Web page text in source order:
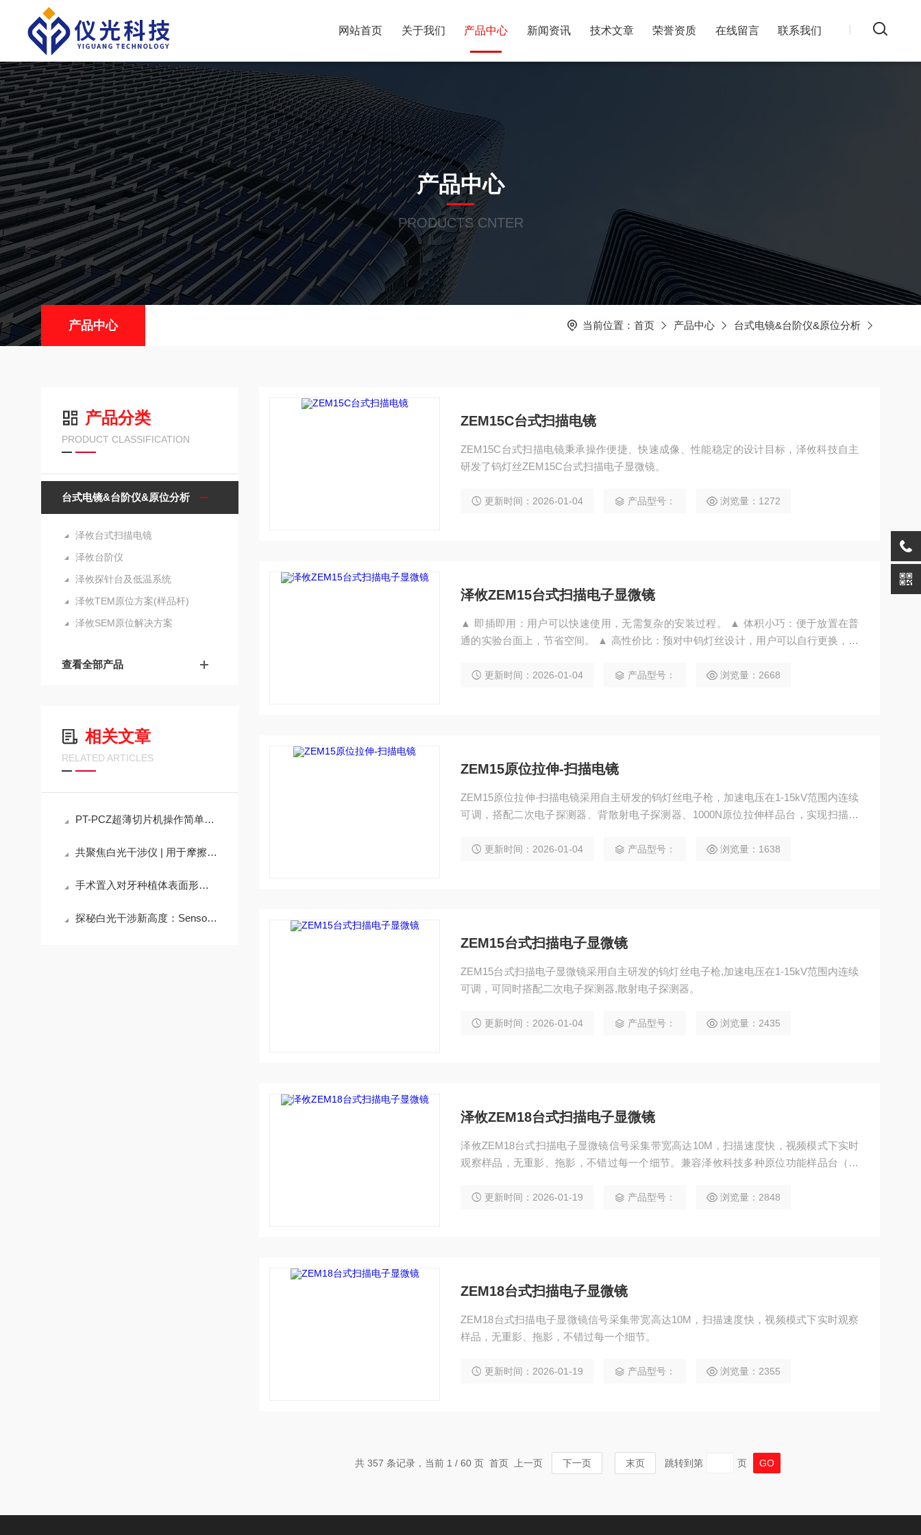
网站首页 关于我们 产品中心 新闻资讯 技术文章 荣誉资质 在线留言 联系我们
产品中心
PRODUCTS CNTER
产品中心 当前位置： 首页 产品中心 台式电镜&台阶仪&原位分析
产品分类
PRODUCT CLASSIFICATION
台式电镜&台阶仪&原位分析
泽攸台式扫描电镜
泽攸台阶仪
泽攸探针台及低温系统
泽攸TEM原位方案(样品杆)
泽攸SEM原位解决方案
查看全部产品
相关文章
RELATED ARTICLES
PT-PCZ超薄切片机操作简单效率高
共聚焦白光干涉仪 | 用于摩擦涂层的表面表征：磨损性能、厚度和粗糙度
手术置入对牙种植体表面形貌的影响
探秘白光干涉新高度：Sensofar三维共聚焦技术的优势
ZEM15C台式扫描电镜
ZEM15C台式扫描电镜秉承操作便捷、快速成像、性能稳定的设计目标，泽攸科技自主
研发了钨灯丝ZEM15C台式扫描电子显微镜。
更新时间：2026-01-04 产品型号： 浏览量：1272
泽攸ZEM15台式扫描电子显微镜
▲ 即插即用：用户可以快速使用，无需复杂的安装过程。 ▲ 体积小巧：便于放置在普
通的实验台面上，节省空间。 ▲ 高性价比：预对中钨灯丝设计，用户可以自行更换，降
作。 ▲ 放大倍数：最高放大可达15万倍，提供优质清晰的图像。 ▲ 多级防震：无需额 更新时间：2026-01-04 产品型号： 浏览量：2668
ZEM15原位拉伸-扫描电镜
ZEM15原位拉伸-扫描电镜采用自主研发的钨灯丝电子枪，加速电压在1-15kV范围内连续
可调，搭配二次电子探测器、背散射电子探测器、1000N原位拉伸样品台，实现扫描电
更新时间：2026-01-04 产品型号： 浏览量：1638
ZEM15台式扫描电子显微镜
ZEM15台式扫描电子显微镜采用自主研发的钨灯丝电子枪,加速电压在1-15kV范围内连续
可调，可同时搭配二次电子探测器,散射电子探测器。
更新时间：2026-01-04 产品型号： 浏览量：2435
泽攸ZEM18台式扫描电子显微镜
泽攸ZEM18台式扫描电子显微镜信号采集带宽高达10M，扫描速度快，视频模式下实时
观察样品，无重影、拖影，不错过每一个细节。兼容泽攸科技多种原位功能样品台（拉
更新时间：2026-01-19 产品型号： 浏览量：2848
ZEM18台式扫描电子显微镜
ZEM18台式扫描电子显微镜信号采集带宽高达10M，扫描速度快，视频模式下实时观察
样品，无重影、拖影，不错过每一个细节。
更新时间：2026-01-19 产品型号： 浏览量：2355
共 357 条记录，当前 1 / 60 页 首页 上一页 下一页 末页 跳转到第 页